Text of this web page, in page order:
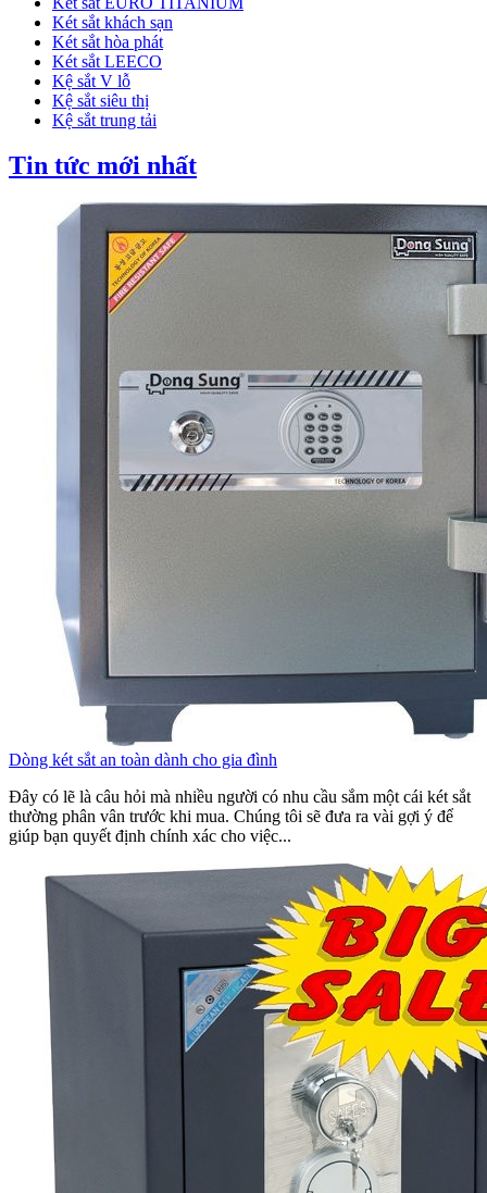
Két sắt khách sạn
Két sắt hòa phát
Két sắt LEECO
Kệ sắt V lỗ
Kệ sắt siêu thị
Kệ sắt trung tải
Tin tức mới nhất
Dòng két sắt an toàn dành cho gia đình
Đây có lẽ là câu hỏi mà nhiều người có nhu cầu sắm một cái két sắt
thường phân vân trước khi mua. Chúng tôi sẽ đưa ra vài gợi ý để
giúp bạn quyết định chính xác cho việc...